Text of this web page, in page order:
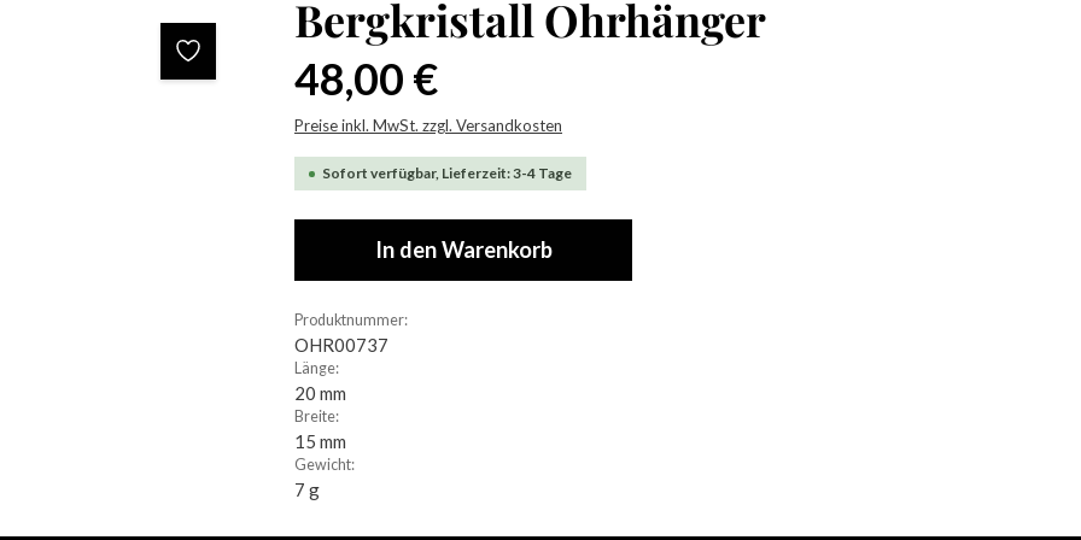
Bergkristall Ohrhänger
48,00 €
Preise inkl. MwSt. zzgl. Versandkosten
Sofort verfügbar, Lieferzeit: 3-4 Tage
In den Warenkorb
Produktnummer:
OHR00737
Länge:
20 mm
Breite:
15 mm
Gewicht:
7 g